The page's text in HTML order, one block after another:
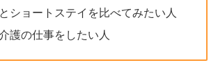
ショートステイを比べてみたい人
護の仕事をしたい人